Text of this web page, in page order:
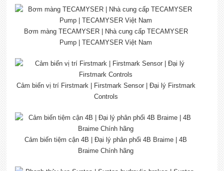
Bơm màng TECAMYSER | Nhà cung cấp TECAMYSER
Pump | TECAMYSER Việt Nam
Cảm biến vị trí Firstmark | Firstmark Sensor | Đại lý Firstmark
Controls
Cảm biến tiệm cận 4B | Đại lý phân phối 4B Braime | 4B
Braime Chính hãng